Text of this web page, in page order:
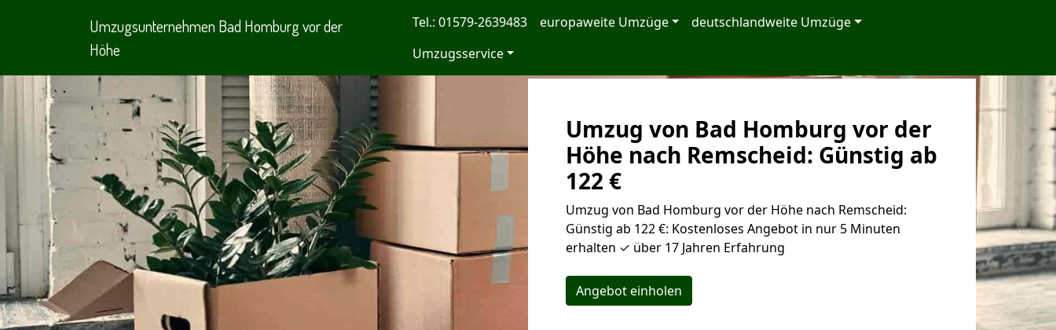
Umzugsunternehmen Bad Homburg vor der
Höhe
Tel.: 01579-2639483 europaweite Umzüge
deutschlandweite Umzüge
Umzugsservice
Umzug von Bad Homburg vor der
Höhe nach Remscheid: Günstig ab
122 €
Umzug von Bad Homburg vor der Höhe nach Remscheid:
Günstig ab 122 €: Kostenloses Angebot in nur 5 Minuten
erhalten ✓ über 17 Jahren Erfahrung
Angebot einholen